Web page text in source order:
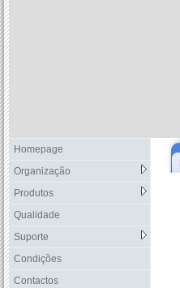
Homepage
Organização
Produtos
Qualidade
Suporte
Condições
Contactos